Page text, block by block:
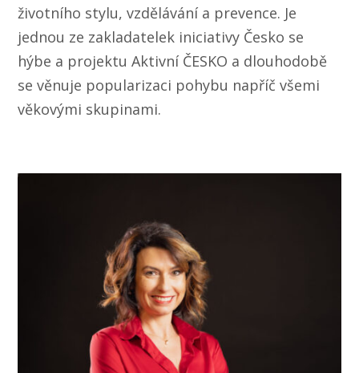
životního stylu, vzdělávání a prevence. Je
jednou ze zakladatelek iniciativy Česko se
hýbe a projektu Aktivní ČESKO a dlouhodobě
se věnuje popularizaci pohybu napříč všemi
věkovými skupinami.